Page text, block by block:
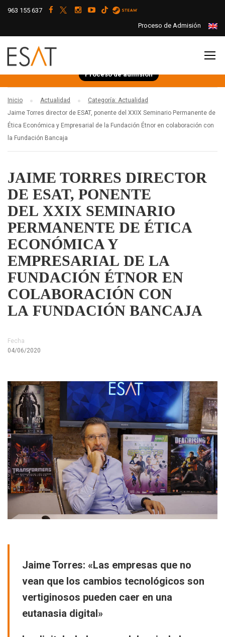
Proceso de admisión
963 155 637
Proceso de Admisión
Inicio Actualidad
Categoría: Actualidad
Jaime Torres director de ESAT, ponente del XXIX Seminario Permanente de
Ética Económica y Empresarial de la Fundación Étnor en colaboración con
la Fundación Bancaja
JAIME TORRES DIRECTOR
DE ESAT, PONENTE
DEL XXIX SEMINARIO
PERMANENTE DE ÉTICA
ECONÓMICA Y
EMPRESARIAL DE LA
FUNDACIÓN ÉTNOR EN
COLABORACIÓN CON
LA FUNDACIÓN BANCAJA
Fecha
04/06/2020
Jaime Torres: «Las empresas que no
vean que los cambios tecnológicos son
vertiginosos pueden caer en una
eutanasia digital»